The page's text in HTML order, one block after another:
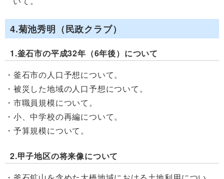
4.菊池秀明（民政クラブ）
1.釜石市の平成32年（6年後）について
釜石市の人口予想について。
被災した地域の人口予想について。
市職員規模について。
小、中学校の再編について。
予算規模について。
2.甲子地区の将来像について